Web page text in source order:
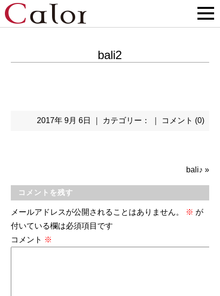
bali2
2017年 9月 6日 ｜ カテゴリー： ｜ コメント (0)
bali♪ »
コメントを残す
メールアドレスが公開されることはありません。 ※ が
付いている欄は必須項目です
コメント ※